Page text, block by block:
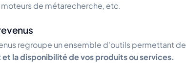
moteurs de métarecherche, etc.
regroupe un ensemble d'outils permettant de
la disponibilité de vos produits ou services.